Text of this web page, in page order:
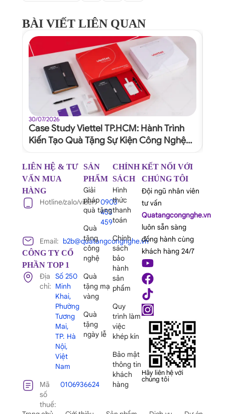
BÀI VIẾT LIÊN QUAN
30/07/2026
Case Study Viettel TP.HCM: Hành Trình
Kiến Tạo Quà Tặng Sự Kiện Công Nghệ
LIÊN HỆ & TƯ
VẤN MUA
HÀNG
Hotline/zalo/viber: 0903
453
459
Email: b2b@quatangcongnghe.vn
CÔNG TY CỔ
PHẦN TOP 1
Địa
chỉ:
Số 250
Minh
Khai,
Phường
Tương
Mai,
TP. Hà
Nội,
Việt
Nam
Mã
số
thuế:
0106936624
SẢN
PHẨM
Giải
pháp
quà tặng
Quà
tặng
công
nghệ
Quà
tặng mạ
vàng
Quà
tặng
ngày lễ
CHÍNH
SÁCH
Hình
thức
thanh
toán
Chính
sách
bảo
hành
sản
phẩm
Quy
trình làm
việc
khép kín
Bảo mật
thông tin
khách
hàng
KẾT NỐI VỚI
CHÚNG TÔI
Đội ngũ nhân viên
tư vấn
Quatangcongnghe.vn
luôn sẵn sàng
đồng hành cùng
khách hàng 24/7
Hãy liên hệ với
chúng tôi